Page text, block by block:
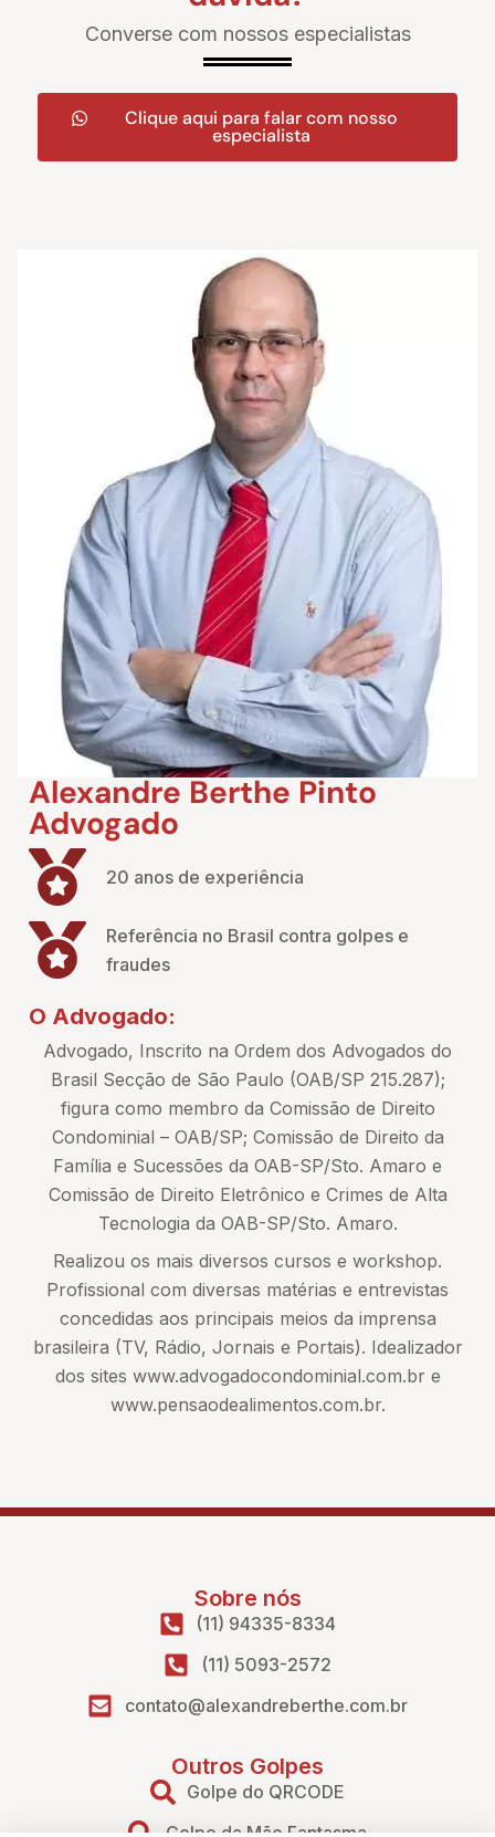
Converse com nossos especialistas
Clique aqui para falar com nosso
especialista
Alexandre Berthe Pinto
Advogado
20 anos de experiência
Referência no Brasil contra golpes e
fraudes
O Advogado:
Advogado, Inscrito na Ordem dos Advogados do
Brasil Secção de São Paulo (OAB/SP 215.287);
figura como membro da Comissão de Direito
Condominial – OAB/SP; Comissão de Direito da
Família e Sucessões da OAB-SP/Sto. Amaro e
Comissão de Direito Eletrônico e Crimes de Alta
Tecnologia da OAB-SP/Sto. Amaro.
Realizou os mais diversos cursos e workshop.
Profissional com diversas matérias e entrevistas
concedidas aos principais meios da imprensa
brasileira (TV, Rádio, Jornais e Portais). Idealizador
dos sites www.advogadocondominial.com.br e
www.pensaodealimentos.com.br.
Sobre nós
(11) 94335-8334
(11) 5093-2572
contato@alexandreberthe.com.br
Outros Golpes
Golpe do QRCODE